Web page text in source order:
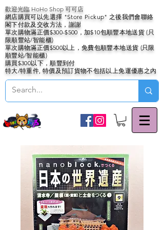
歡迎光臨 HoHo Shop 可可店
網店購買可以先選擇 "Store Pickup" 之後我們會聯絡
閣下付款及交收方法，謝謝
單次購物滿正價$300-$500，加$10包順豐本地送貨 (只
限順豐站/智能櫃)
單次購物滿正價$500以上，免費包順豐本地送貨 (只限
順豐站/智能櫃)
購買$300以下，順豐到付
特大/特重件, 特價及預訂貨物不包括以上免運優惠之內